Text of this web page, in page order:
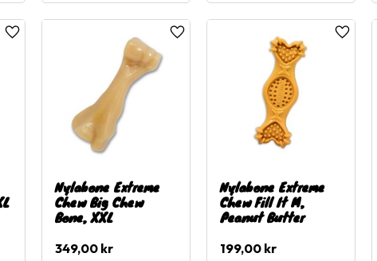
Lägg till i favoriter
Nylabone Extreme
Chew Big Chew
Bone, XXL
349,00 kr
Lägg till i favoriter
Nylabone Extreme
Chew Fill It M,
Peanut Butter
199,00kr
Lägg